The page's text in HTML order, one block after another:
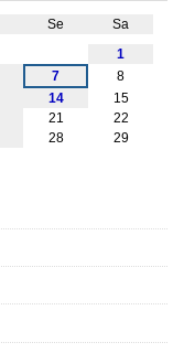
Se
Sa
1
7
8
14
15
21
22
28
29